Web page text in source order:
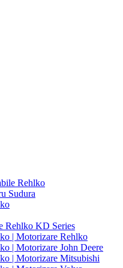
Rehlko
Sudura
Rehlko KD Series
| Motorizare Rehlko
| Motorizare John Deere
| Motorizare Mitsubishi